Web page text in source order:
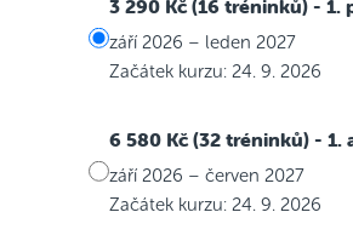
3 290 Kč (16 tréninků) - 1.
září 2026 – leden 2027
Začátek kurzu: 24. 9. 2026
6 580 Kč (32 tréninků) - 1.
září 2026 – červen 2027
Začátek kurzu: 24. 9. 2026